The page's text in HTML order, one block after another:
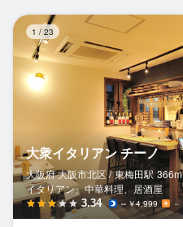
閲覧履歴
気になる求人
検索履歴・保存した条件
応募履歴
WEB履歴書
1 / 23
大衆イタリアン チーノ
大阪府 大阪市北区 / 東梅田駅 366m
イタリアン、中華料理、居酒屋
3.34 ～￥4,999 －